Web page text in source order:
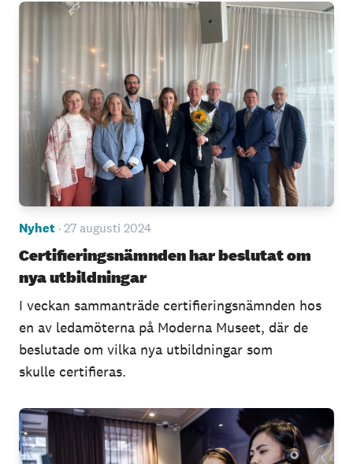
Nyhet · 27 augusti 2024
Certifieringsnämnden har beslutat om
nya utbildningar
I veckan sammanträde certifieringsnämnden hos
en av ledamöterna på Moderna Museet, där de
beslutade om vilka nya utbildningar som
skulle certifieras.